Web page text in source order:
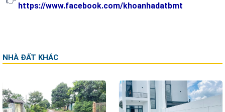
https://www.facebook.com/khoanhadatbmt
NHÀ ĐẤT KHÁC